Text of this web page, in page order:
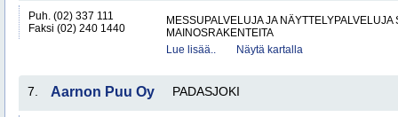
Puh. (02) 337 111
Faksi (02) 240 1440
MESSUPALVELUJA JA NÄYTTELYPALVELUJA
MAINOSRAKENTEITA
Lue lisää..
Näytä kartalla
7. Aarnon Puu Oy PADASJOKI